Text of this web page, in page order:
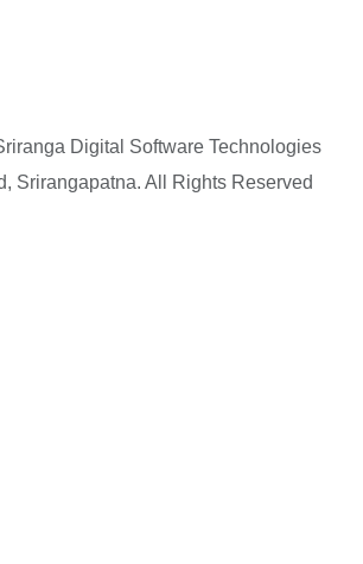
Digital Software Technologies
Srirangapatna. All Rights Reserved